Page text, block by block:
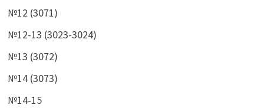
№12 (3071)
№12-13 (3023-3024)
№13 (3072)
№14 (3073)
№14-15